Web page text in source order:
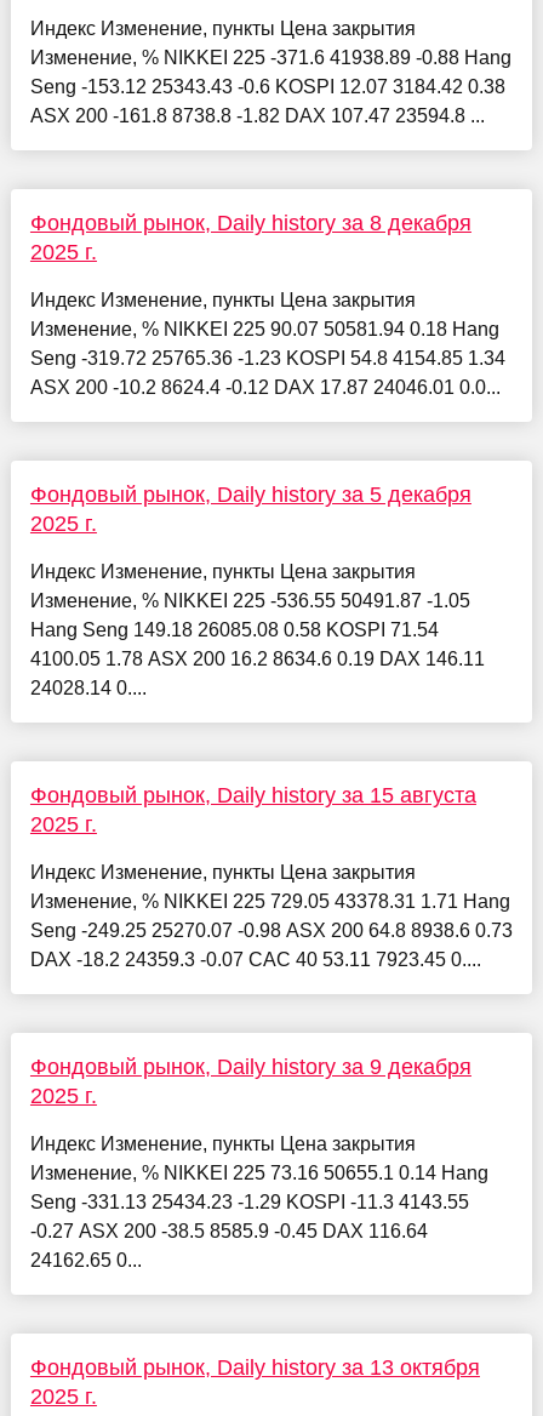
Индекс Изменение, пункты Цена закрытия
Изменение, % NIKKEI 225 -371.6 41938.89 -0.88 Hang
Seng -153.12 25343.43 -0.6 KOSPI 12.07 3184.42 0.38
ASX 200 -161.8 8738.8 -1.82 DAX 107.47 23594.8 ...
Фондовый рынок, Daily history за 8 декабря
2025 г.
Индекс Изменение, пункты Цена закрытия
Изменение, % NIKKEI 225 90.07 50581.94 0.18 Hang
Seng -319.72 25765.36 -1.23 KOSPI 54.8 4154.85 1.34
ASX 200 -10.2 8624.4 -0.12 DAX 17.87 24046.01 0.0...
Фондовый рынок, Daily history за 5 декабря
2025 г.
Индекс Изменение, пункты Цена закрытия
Изменение, % NIKKEI 225 -536.55 50491.87 -1.05
Hang Seng 149.18 26085.08 0.58 KOSPI 71.54
4100.05 1.78 ASX 200 16.2 8634.6 0.19 DAX 146.11
24028.14 0....
Фондовый рынок, Daily history за 15 августа
2025 г.
Индекс Изменение, пункты Цена закрытия
Изменение, % NIKKEI 225 729.05 43378.31 1.71 Hang
Seng -249.25 25270.07 -0.98 ASX 200 64.8 8938.6 0.73
DAX -18.2 24359.3 -0.07 CAC 40 53.11 7923.45 0....
Фондовый рынок, Daily history за 9 декабря
2025 г.
Индекс Изменение, пункты Цена закрытия
Изменение, % NIKKEI 225 73.16 50655.1 0.14 Hang
Seng -331.13 25434.23 -1.29 KOSPI -11.3 4143.55
-0.27 ASX 200 -38.5 8585.9 -0.45 DAX 116.64
24162.65 0...
Фондовый рынок, Daily history за 13 октября
2025 г.